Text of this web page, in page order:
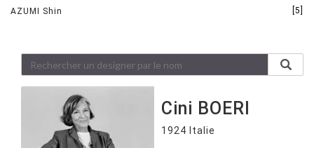
AZUMI Shin
[5]
Cini BOERI
1924 Italie